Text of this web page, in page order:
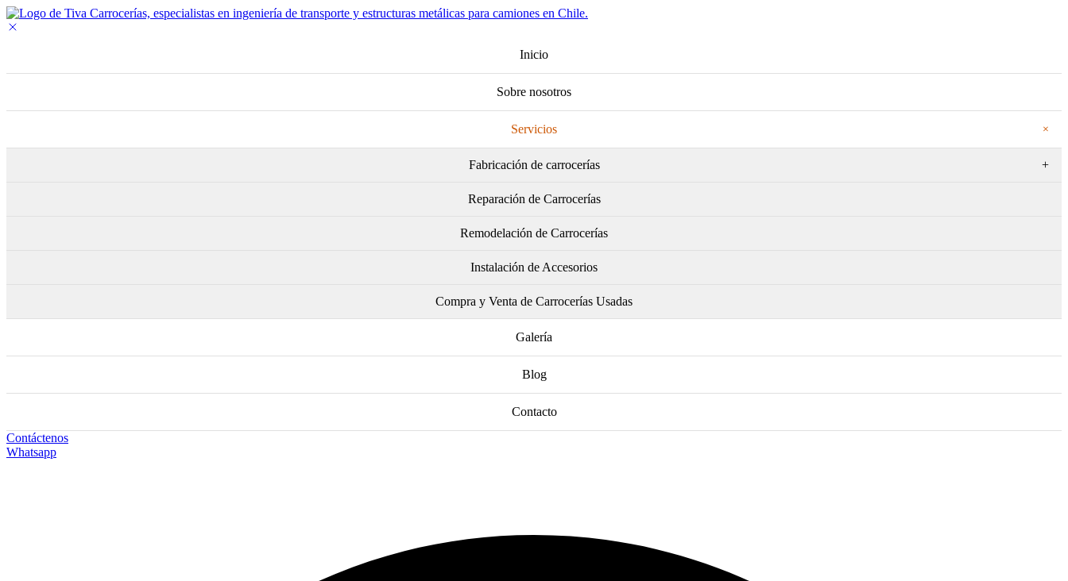
Inicio
Sobre nosotros
Servicios
Fabricación de carrocerías
Carrocería térmica
Carrocerías carga general
Carrocería en frío
Carrocería paquetera
Reparación de Carrocerías
Remodelación de Carrocerías
Instalación de Accesorios
Compra y Venta de Carrocerías Usadas
Galería
Blog
Contacto
Contáctenos
Whatsapp